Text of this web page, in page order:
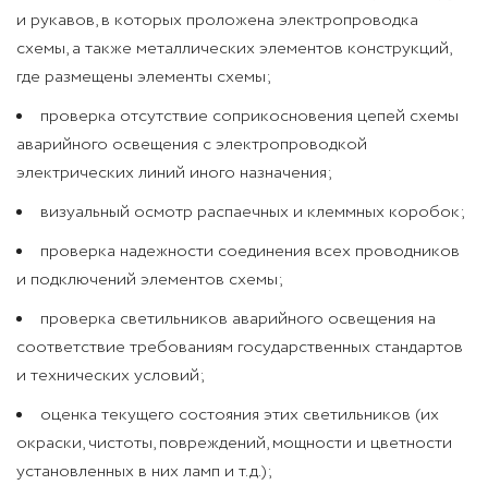
и рукавов, в которых проложена электропроводка
схемы, а также металлических элементов конструкций,
где размещены элементы схемы;
проверка отсутствие соприкосновения цепей схемы
аварийного освещения с электропроводкой
электрических линий иного назначения;
визуальный осмотр распаечных и клеммных коробок;
проверка надежности соединения всех проводников
и подключений элементов схемы;
проверка светильников аварийного освещения на
соответствие требованиям государственных стандартов
и технических условий;
оценка текущего состояния этих светильников (их
окраски, чистоты, повреждений, мощности и цветности
установленных в них ламп и т.д.);